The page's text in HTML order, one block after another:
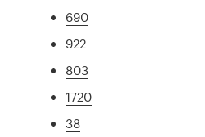
690
922
803
1720
38